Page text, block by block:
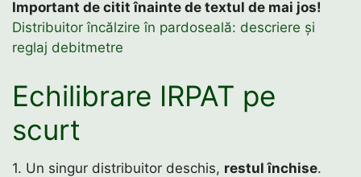
Important de citit înainte de textul de mai jos!
Distribuitor încălzire în pardoseală: descriere și
reglaj debitmetre
Echilibrare IRPAT pe
scurt
1. Un singur distribuitor deschis, restul închise.